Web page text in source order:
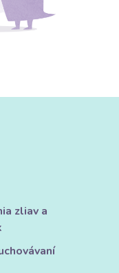
zliav a